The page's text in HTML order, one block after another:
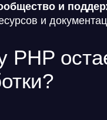
и
и
PHP